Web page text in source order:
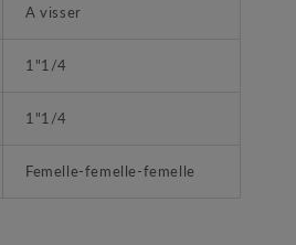
A visser
1"1/4
1"1/4
Femelle-femelle-femelle